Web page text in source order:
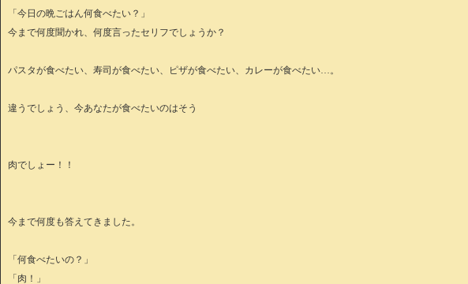
「今日の晩ごはん何食べたい？」
今まで何度聞かれ、何度言ったセリフでしょうか？
パスタが食べたい、寿司が食べたい、ピザが食べたい、カレーが食べたい…。
違うでしょう、今あなたが食べたいのはそう
肉でしょー！！
今まで何度も答えてきました。
「何食べたいの？」
「肉！」